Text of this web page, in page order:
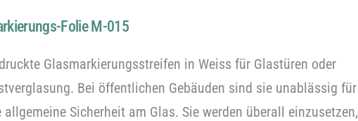
Folie M-015
Glasmarkierungsstreifen in Weiss für Glastüren oder
Bei öffentlichen Gebäuden sind sie unablässig für
allgemeine Sicherheit am Glas. Sie werden überall einzusetzen,